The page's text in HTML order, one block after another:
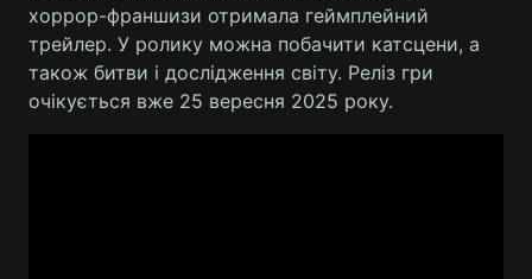
хоррор-франшизи отримала геймплейний
трейлер. У ролику можна побачити катсцени, а
також битви і дослідження світу. Реліз гри
очікується вже 25 вересня 2025 року.